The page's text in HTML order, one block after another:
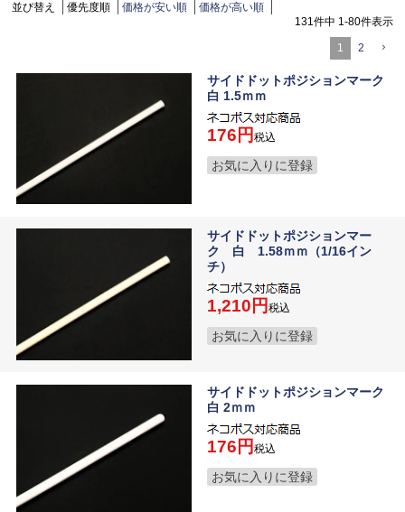
並び替え 優先度順 価格が安い順
価格が高い順
131件中 1-80件表示
1 2
サイドドットポジションマーク
白 1.5ｍｍ
176 税込
お気に入りに登録
サイドドットポジションマー
ク 白 1.58ｍｍ（1/16イン
チ）
1,210 税込
お気に入りに登録
サイドドットポジションマーク
白 2ｍｍ
176 税込
お気に入りに登録